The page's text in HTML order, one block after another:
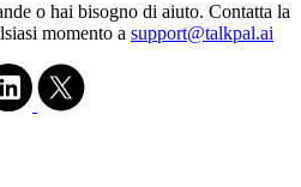
o hai bisogno di aiuto. Contatta la
momento a support@talkpal.ai